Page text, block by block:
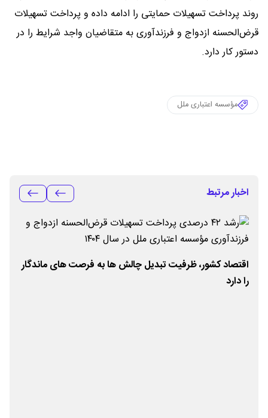
روند پرداخت تسهیلات حمایتی را ادامه داده و پرداخت تسهیلات
قرض‌الحسنه ازدواج و فرزندآوری به متقاضیان واجد شرایط را در
دستور کار دارد.
مؤسسه اعتباری ملل
اخبار مرتبط
اقتصاد کشور، ظرفیت تبدیل چالش ها به فرصت های ماندگار
را دارد